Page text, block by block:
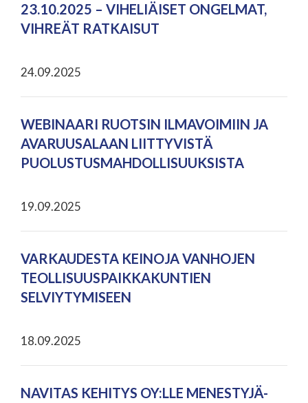
23.10.2025 – VIHELIÄISET ONGELMAT,
VIHREÄT RATKAISUT
24.09.2025
WEBINAARI RUOTSIN ILMAVOIMIIN JA
AVARUUSALAAN LIITTYVISTÄ
PUOLUSTUSMAHDOLLISUUKSISTA
19.09.2025
VARKAUDESTA KEINOJA VANHOJEN
TEOLLISUUSPAIKKAKUNTIEN
SELVIYTYMISEEN
18.09.2025
NAVITAS KEHITYS OY:LLE MENESTYJÄ-